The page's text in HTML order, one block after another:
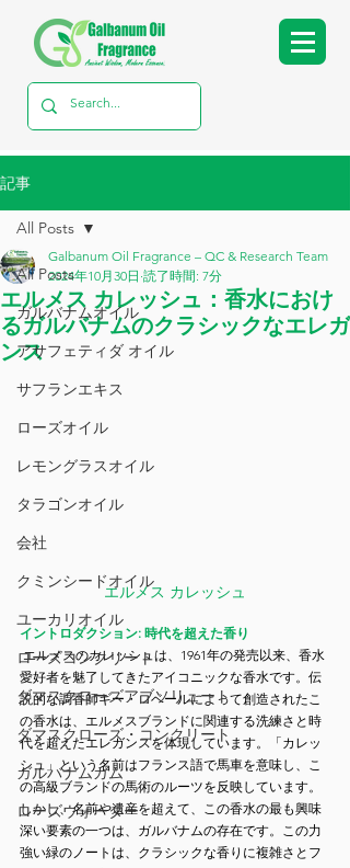
記事
All Posts
ガルバナムオイル
アサフェティダ オイル
サフランエキス
ローズオイル
レモングラスオイル
タラゴンオイル
会社
クミンシードオイル
ユーカリオイル
ローズコンクリート
ダマスクローズアブソリュート
ダマスクローズ・コンクリート
ガルバナムガム
ローズウォーター
All Posts
エルメス カレッシュ：香水におけ
るガルバナムのクラシックなエレガ
ンス
Galbanum Oil Fragrance – QC & Research Team
2024年10月30日 読了時間: 7分
エルメス カレッシュ
イントロダクション: 時代を超えた香り
エルメスのカレッシュは、1961年の発売以来、香水
愛好者を魅了してきたアイコニックな香水です。伝
説的な調香師ギー・ロベールによって創造されたこ
の香水は、エルメスブランドに関連する洗練さと時
代を超えたエレガンスを体現しています。「カレッ
シュ」という名前はフランス語で馬車を意味し、こ
の高級ブランドの馬術のルーツを反映しています。
しかし、名前や遺産を超えて、この香水の最も興味
深い要素の一つは、ガルバナムの存在です。この力
強い緑のノートは、クラシックな香りに複雑さとフ